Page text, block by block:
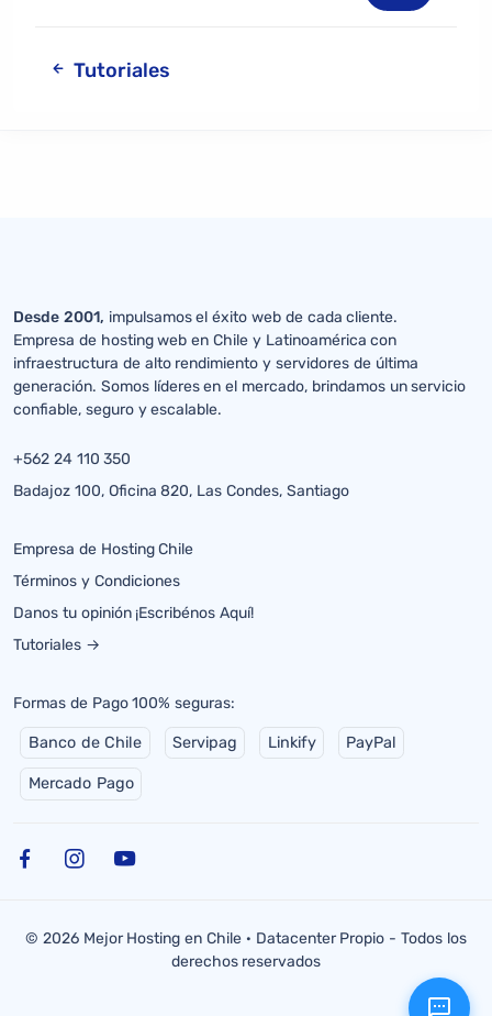
Tutoriales
Desde 2001, impulsamos el éxito web de cada cliente.
Empresa de hosting web en Chile y Latinoamérica con
infraestructura de alto rendimiento y servidores de última
generación. Somos líderes en el mercado, brindamos un servicio
confiable, seguro y escalable.
+562 24 110 350
Badajoz 100, Oficina 820, Las Condes, Santiago
Empresa de Hosting Chile
Términos y Condiciones
Danos tu opinión ¡Escribénos Aquí!
Tutoriales →
Formas de Pago 100% seguras:
Banco de Chile Servipag Linkify PayPal
Mercado Pago
© 2026 Mejor Hosting en Chile · Datacenter Propio - Todos los
derechos reservados